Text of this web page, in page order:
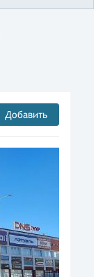
Добавить